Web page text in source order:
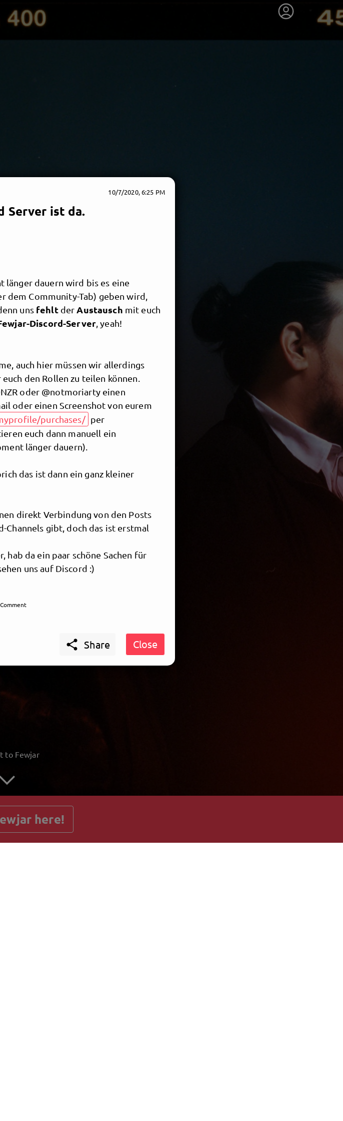
to Fewjar
here!
10/7/2020, 6:25 PM
Server ist da.
länger dauern wird bis es eine
Community-Tab) geben wird,
unsfehlt der Austausch mit euch
Discord-Server , yeah!
auch hier müssen wir allerdings
den Rollen zu teilen können.
oder @notmoriarty einen
oder einen Screenshot von eurem
purchases/ per
euch dann manuell ein
länger dauern).
das ist dann ein ganz kleiner
direkt Verbindung von den Posts
gibt, doch das ist erstmal
hab da ein paar schöne Sachen für
uns auf Discord :)
 Share Close